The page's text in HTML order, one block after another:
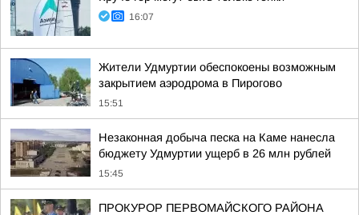
16:07
Жители Удмуртии обеспокоены возможным
закрытием аэродрома в Пирогово
15:51
Незаконная добыча песка на Каме нанесла
бюджету Удмуртии ущерб в 26 млн рублей
15:45
ПРОКУРОР ПЕРВОМАЙСКОГО РАЙОНА